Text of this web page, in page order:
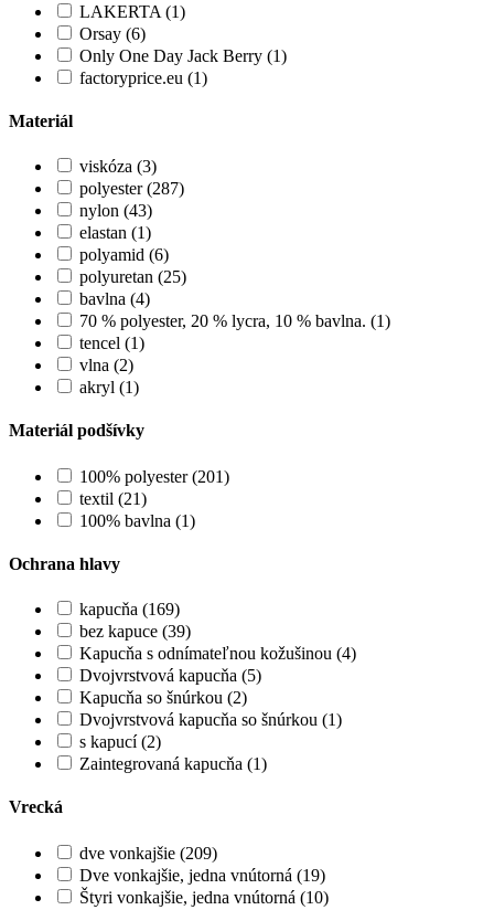
LAKERTA (1)
Orsay (6)
Only One Day Jack Berry (1)
factoryprice.eu (1)
Materiál
viskóza (3)
polyester (287)
nylon (43)
elastan (1)
polyamid (6)
polyuretan (25)
bavlna (4)
70 % polyester, 20 % lycra, 10 % bavlna. (1)
tencel (1)
vlna (2)
akryl (1)
Materiál podšívky
100% polyester (201)
textil (21)
100% bavlna (1)
Ochrana hlavy
kapucňa (169)
bez kapuce (39)
Kapucňa s odnímateľnou kožušinou (4)
Dvojvrstvová kapucňa (5)
Kapucňa so šnúrkou (2)
Dvojvrstvová kapucňa so šnúrkou (1)
s kapucí (2)
Zaintegrovaná kapucňa (1)
Vrecká
dve vonkajšie (209)
Dve vonkajšie, jedna vnútorná (19)
Štyri vonkajšie, jedna vnútorná (10)